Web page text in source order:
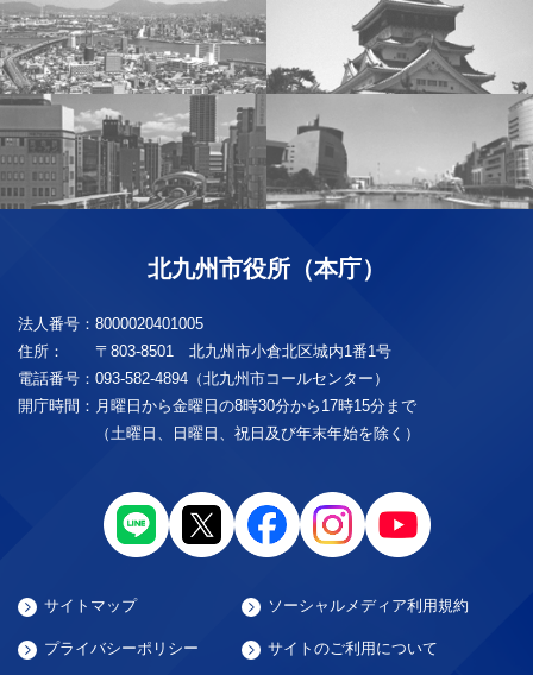
北九州市役所（本庁）
法人番号： 8000020401005
住所：
〒803-8501 北九州市小倉北区城内1番1号
電話番号： 093-582-4894（北九州市コールセンター）
開庁時間： 月曜日から金曜日の8時30分から17時15分まで
（土曜日、日曜日、祝日及び年末年始を除く）
サイトマップ ソーシャルメディア利用規約
プライバシーポリシー サイトのご利用について